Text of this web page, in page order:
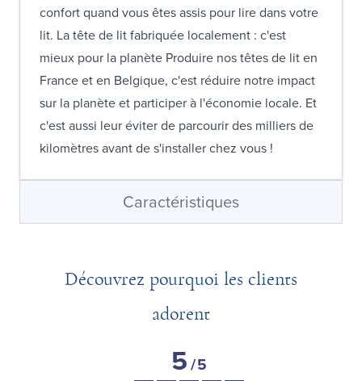
confort quand vous êtes assis pour lire dans votre
lit. La tête de lit fabriquée localement : c'est
mieux pour la planète Produire nos têtes de lit en
France et en Belgique, c'est réduire notre impact
sur la planète et participer à l'économie locale. Et
c'est aussi leur éviter de parcourir des milliers de
kilomètres avant de s'installer chez vous !
Caractéristiques
Découvrez pourquoi les clients
adorent
5/5